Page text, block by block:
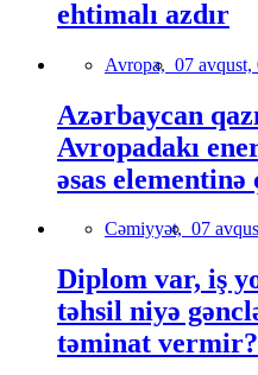
ehtimalı azdır
Avropa, 07 avqust,
Azərbaycan
Avropadakı
əsas
Cəmiyyət, 07
Diplom var, iş
təhsil niyə
təminat vermir?